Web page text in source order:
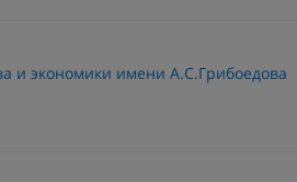
и экономики имени А.С.Грибоедова